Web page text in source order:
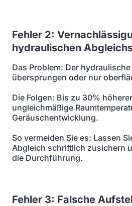
Fehler 2:
hydraulischen
Das Problem: Der
übersprungen oder nur
Die Folgen: Bis zu 30%
ungleichmäßige
Geräuschentwicklung.
So vermeiden Sie es: Lassen
Abgleich schriftlich zusichern
die Durchführung.
Fehler 3: Falsche